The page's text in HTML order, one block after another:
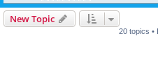
New Topic
20 topics •